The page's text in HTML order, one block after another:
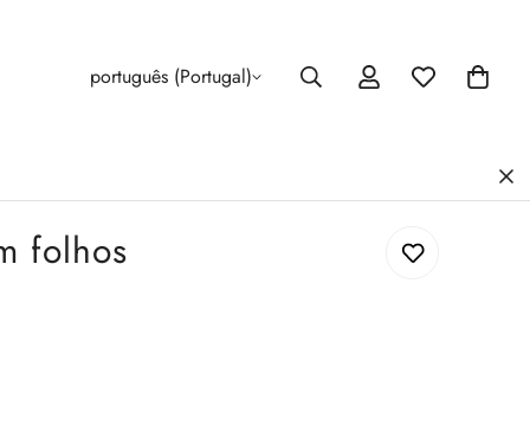
português (Portugal)
folhos